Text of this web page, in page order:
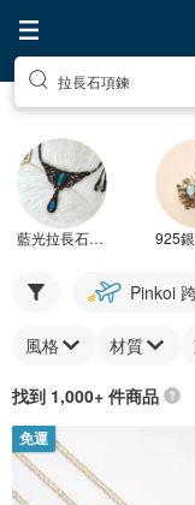
拉長石項鍊
藍光拉長石項鍊
Pinkoi
風格 材質
找到 1,000+ 件商品
免運